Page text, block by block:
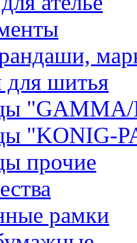
шитья
"GAMMA/
"KONIG-
прочие
рамки